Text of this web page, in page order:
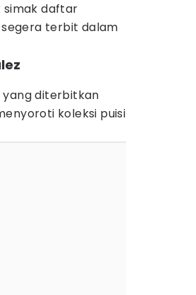
simak daftar
terbit dalam
yang diterbitkan
koleksi puisi